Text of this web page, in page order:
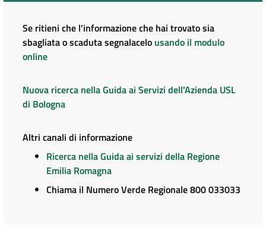
Se ritieni che l'informazione che hai trovato sia
sbagliata o scaduta segnalacelo usando il modulo
online
Nuova ricerca nella Guida ai Servizi dell'Azienda USL
di Bologna
Altri canali di informazione
Ricerca nella Guida ai servizi della Regione
Emilia Romagna
Chiama il Numero Verde Regionale 800 033033